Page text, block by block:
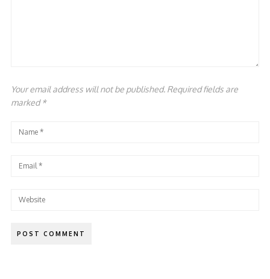
Your email address will not be published. Required fields are
marked*